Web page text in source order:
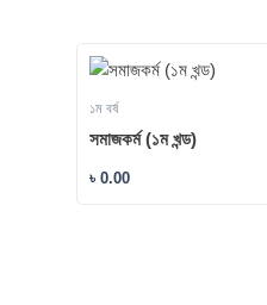
১ম বর্ষ
সমাজকর্ম (১ম খন্ড)
৳ 0.00